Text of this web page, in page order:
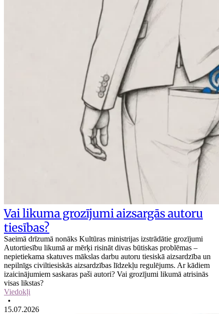
Vai likuma grozījumi aizsargās autoru
tiesības?
Saeimā drīzumā nonāks Kultūras ministrijas izstrādātie grozījumi
Autortiesību likumā ar mērķi risināt divas būtiskas problēmas –
nepietiekama skatuves mākslas darbu autoru tiesiskā aizsardzība un
nepilnīgs civiltiesiskās aizsardzības līdzekļu regulējums. Ar kādiem
izaicinājumiem saskaras paši autori? Vai grozījumi likumā atrisinās
visas likstas?
Viedokļi
•
15.07.2026